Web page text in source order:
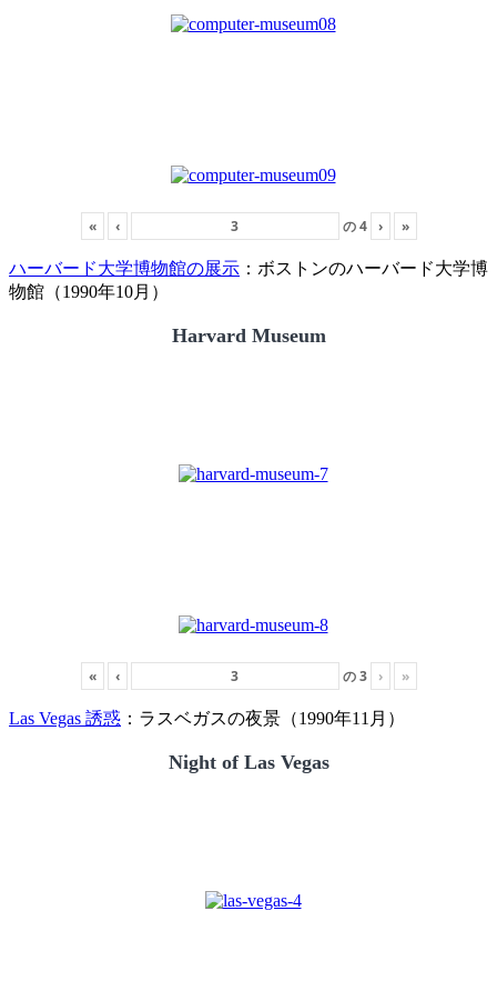
« ‹ の4 › »
ハーバード大学博物館の展示 ：ボストンのハーバード大学博
物館（1990年10月）
Harvard Museum
« ‹ の3 › »
Las Vegas 誘惑 ：ラスベガスの夜景（1990年11月）
Night of Las Vegas